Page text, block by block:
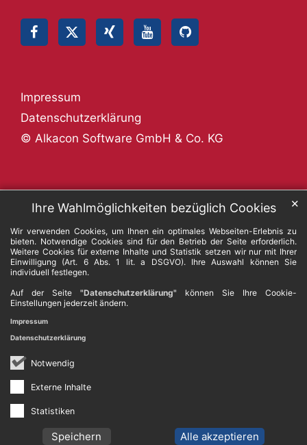
Ihre Wahlmöglichkeiten bezüglich Cookies
Wir verwenden Cookies, um Ihnen ein optimales Webseiten-Erlebnis zu
bieten. Notwendige Cookies sind für den Betrieb der Seite erforderlich.
Weitere Cookies für externe Inhalte und Statistik setzen wir nur mit Ihrer
Einwilligung (Art. 6 Abs. 1 lit. a DSGVO). Ihre Auswahl können Sie
individuell festlegen.
Auf der Seite "Datenschutzerklärung" können Sie Ihre Cookie-
Einstellungen jederzeit ändern.
Notwendig
Externe Inhalte
Statistiken
Speichern Alle akzeptieren
✕
Impressum
Datenschutzerklärung
© Alkacon Software GmbH & Co. KG
Datenschutzerklärung
Impressum